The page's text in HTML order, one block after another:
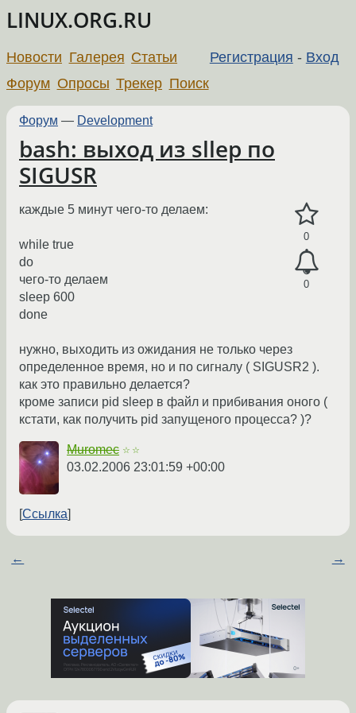
LINUX.ORG.RU
Регистрация - Вход
Новости Галерея Статьи
Форум Опросы Трекер Поиск
Форум — Development
bash: выход из sllep по
SIGUSR
0
0
каждые 5 минут чего-то делаем:
while true
do
чего-то делаем
sleep 600
done
нужно, выходить из ожидания не только через
определенное время, но и по сигналу ( SIGUSR2 ).
как это правильно делается?
кроме записи pid sleep в файл и прибивания оного (
кстати, как получить pid запущеного процесса? )?
Muromec ☆☆
03.02.2006 23:01:59 +00:00
Ссылка
← →